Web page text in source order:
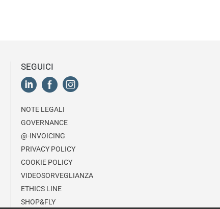
SEGUICI
NOTE LEGALI
GOVERNANCE
@-INVOICING
PRIVACY POLICY
COOKIE POLICY
VIDEOSORVEGLIANZA
ETHICS LINE
SHOP&FLY